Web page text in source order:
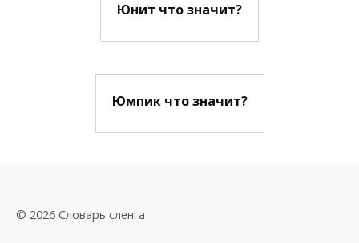
Юнит что значит?
Юмпик что значит?
© 2026 Словарь сленга